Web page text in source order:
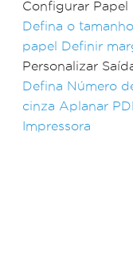
Configurar Papel
Defina o
papel Definir
Personalizar
Defina Número
cinza Aplanar
Impressora